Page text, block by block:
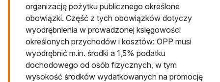
organizację pożytku publicznego określone
obowiązki. Część z tych obowiązków dotyczy
wyodrębnienia w prowadzonej księgowości
określonych przychodów i kosztów: OPP musi
wyodrębnić m.in. środki a 1,5% podatku
dochodowego od osób fizycznych, w tym
wysokość środków wydatkowanych na promocję